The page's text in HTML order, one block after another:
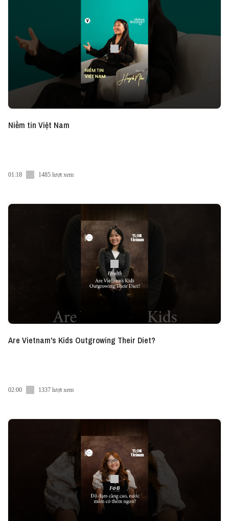
Niềm tin Việt Nam
01:18 1485 lượt xem
Are Vietnam's Kids Outgrowing Their Diet?
02:00 1337 lượt xem